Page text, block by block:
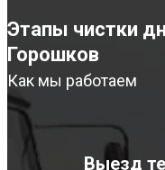
Этапы чистки
Горошков
Как мы работаем
Выезд